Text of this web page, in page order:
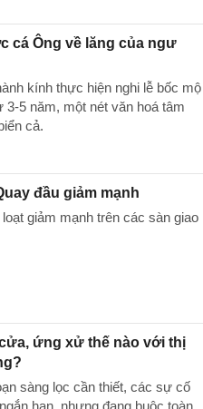
cá Ông về lăng của ngư
kính thực hiện nghi lễ bốc mộ
5 năm, một nét văn hoá tâm
cả.
đầu giảm mạnh
giảm mạnh trên các sàn giao
ứng xử thế nào với thị
sàng lọc cần thiết, các sự cố
hạn, nhưng đang buộc toàn